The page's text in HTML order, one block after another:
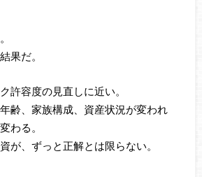
果だ。
許容度の見直しに近い。
齢、家族構成、資産状況が変われ
わる。
が、ずっと正解とは限らない。